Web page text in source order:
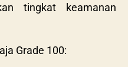
tingkat keamanan
Grade 100: